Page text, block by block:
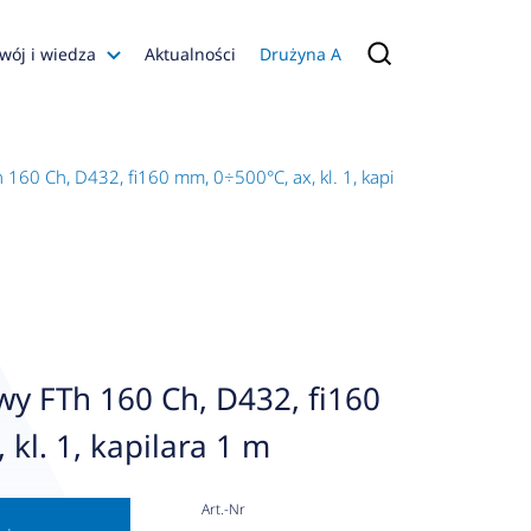
naruszenie
i wiedza
Konfiguratory
Aktualności Drużyna A
Ch, D432, fi160 mm, 0÷500°C, ax, kl. 1, kapilara 1 m
FTh 160 Ch, D432, fi160
kl. 1, kapilara 1 m
Art.-Nr